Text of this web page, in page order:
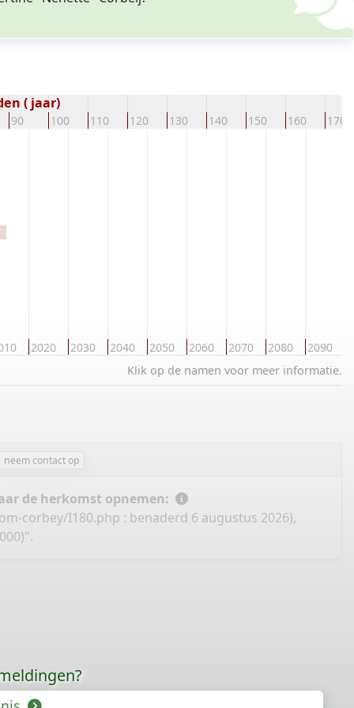
90 100 110 120 130 140 150 160 170
( jaar)
2020 2030 2040 2050 2060 2070 2080 2090
Klik op de namen voor meer informatie.
neem contact op
de herkomst opnemen:
corbey/I180.php : benaderd 6 augustus 2026),